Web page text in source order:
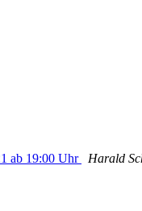
ab 19:00 Uhr
Harald